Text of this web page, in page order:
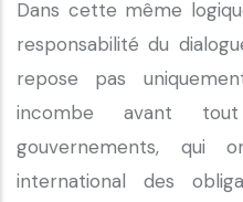
Dans cette même
responsabilité du
repose pas
incombe avant
gouvernements,
international des